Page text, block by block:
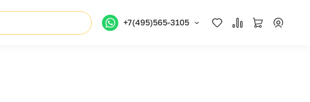
+7(495)565-3105